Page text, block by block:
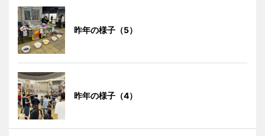
昨年の様子（5）
昨年の様子（4）